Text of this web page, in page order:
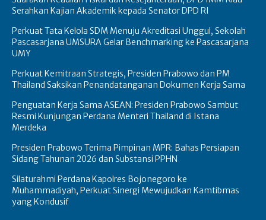
Serahkan Kajian Akademik kepada Senator DPD RI
Perkuat Tata Kelola SDM Menuju Akreditasi Unggul, Sekolah
Pascasarjana UMSURA Gelar Benchmarking ke Pascasarjana
UMY
Perkuat Kemitraan Strategis, Presiden Prabowo dan PM
Thailand Saksikan Penandatanganan Dokumen Kerja Sama
Penguatan Kerja Sama ASEAN: Presiden Prabowo Sambut
Resmi Kunjungan Perdana Menteri Thailand di Istana
Merdeka
Presiden Prabowo Terima Pimpinan MPR: Bahas Persiapan
Sidang Tahunan 2026 dan Substansi PPHN
Silaturahmi Perdana Kapolres Bojonegoro ke
Muhammadiyah, Perkuat Sinergi Mewujudkan Kamtibmas
yang Kondusif